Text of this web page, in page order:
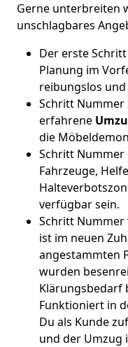
Gerne unterbreiten
unschlagbares
Der erste
Planung im
reibungslos
Schritt Nummer
erfahrene
die
Schritt Nummer
Fahrzeuge,
verfügbar sein.
Schritt Nummer
ist im neuen
angestammten
wurden
Klärungsbedarf
Funktioniert in
Du als Kunde
und der Umzug